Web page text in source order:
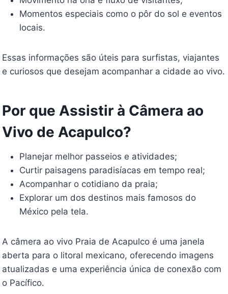
Momentos especiais como o pôr do sol e eventos
locais.
Essas informações são úteis para surfistas, viajantes
e curiosos que desejam acompanhar a cidade ao vivo.
Por que Assistir à Câmera ao
Vivo de Acapulco?
Planejar melhor passeios e atividades;
Curtir paisagens paradisíacas em tempo real;
Acompanhar o cotidiano da praia;
Explorar um dos destinos mais famosos do
México pela tela.
A câmera ao vivo Praia de Acapulco é uma janela
aberta para o litoral mexicano, oferecendo imagens
atualizadas e uma experiência única de conexão com
o Pacífico.